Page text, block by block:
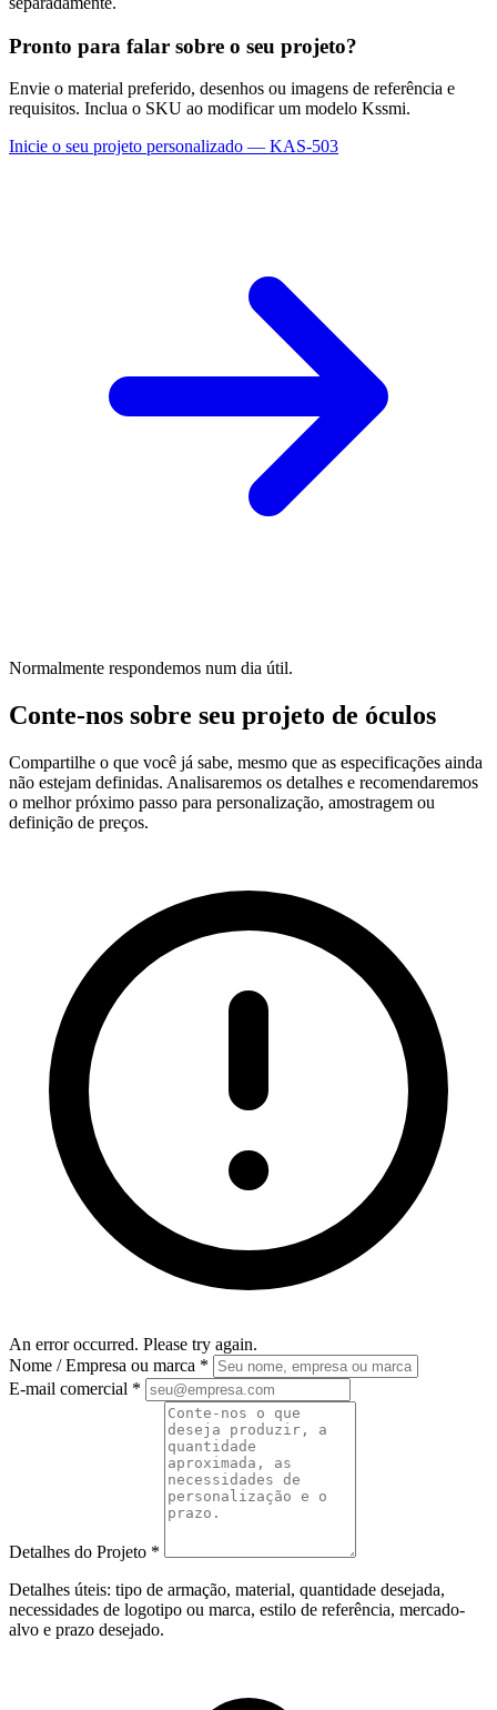
Pronto para falar sobre o seu projeto?
Envie o material preferido, desenhos ou imagens de referência e
requisitos. Inclua o SKU ao modificar um modelo Kssmi.
Inicie o seu projeto personalizado — KAS-503
Normalmente respondemos num dia útil.
Conte-nos sobre seu projeto de óculos
Compartilhe o que você já sabe, mesmo que as especificações ainda
não estejam definidas. Analisaremos os detalhes e recomendaremos
o melhor próximo passo para personalização, amostragem ou
definição de preços.
An error occurred. Please try again.
Nome / Empresa ou marca *
E-mail comercial *
Detalhes do Projeto *
Detalhes úteis: tipo de armação, material, quantidade desejada,
necessidades de logotipo ou marca, estilo de referência, mercado-
alvo e prazo desejado.